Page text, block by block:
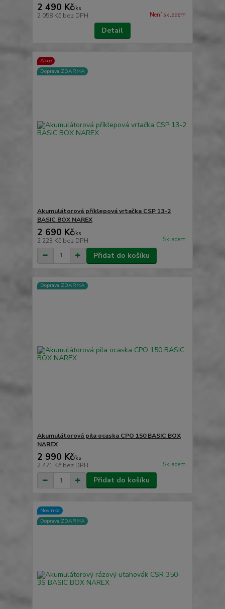
2 490 Kč/ks
2 058 Kč bez DPH Není skladem
Detail
Akce
Doprava ZDARMA
Akumulátorová příklepová vrtačka CSP 13-2
BASIC BOX NAREX
2 690 Kč/ks
2 223 Kč bez DPH Skladem
Přidat do košíku
Doprava ZDARMA
Akumulátorová pila ocaska CPO 150 BASIC BOX
NAREX
2 990 Kč/ks
2 471 Kč bez DPH Skladem
Přidat do košíku
Novinka
Doprava ZDARMA